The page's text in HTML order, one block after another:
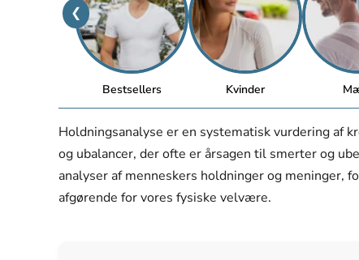
❮
Bestsellers Kvinder
Holdningsanalyse er en systematisk vurdering af
og ubalancer, der ofte er årsagen til smerter og
analyser af menneskers holdninger og meninger,
afgørende for vores fysiske velvære.